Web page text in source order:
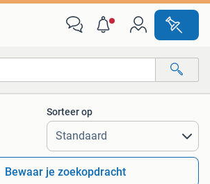
Alle afstanden…
Sorteer op
Bewaar je zoekopdracht